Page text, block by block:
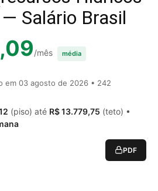
Salário Brasil
/mês média
em 03 agosto de 2026 • 242
(piso) até R$ 13.779,75 (teto) •
PDF